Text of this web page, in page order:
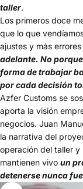
taller.
Los primeros doce
que lo que
ajustes y más
adelante. No
forma de trabajar
por cada decisión
Azfer Customs se
aporta la visión
negocios. Juan
la narrativa del
operación del taller
mantienen vivo un
detenerse nunca